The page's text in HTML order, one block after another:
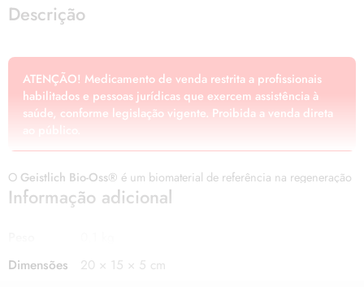
Descrição
ATENÇÃO! Medicamento de venda restrita a profissionais
habilitados e pessoas jurídicas que exercem assistência à
saúde, conforme legislação vigente. Proibida a venda direta
ao público.
O Geistlich Bio-Oss® é um biomaterial de referência na regeneração
óssea, apresentando umaestrutura macroporosa e
Informação adicional
Dimensões
20 × 15 × 5 cm